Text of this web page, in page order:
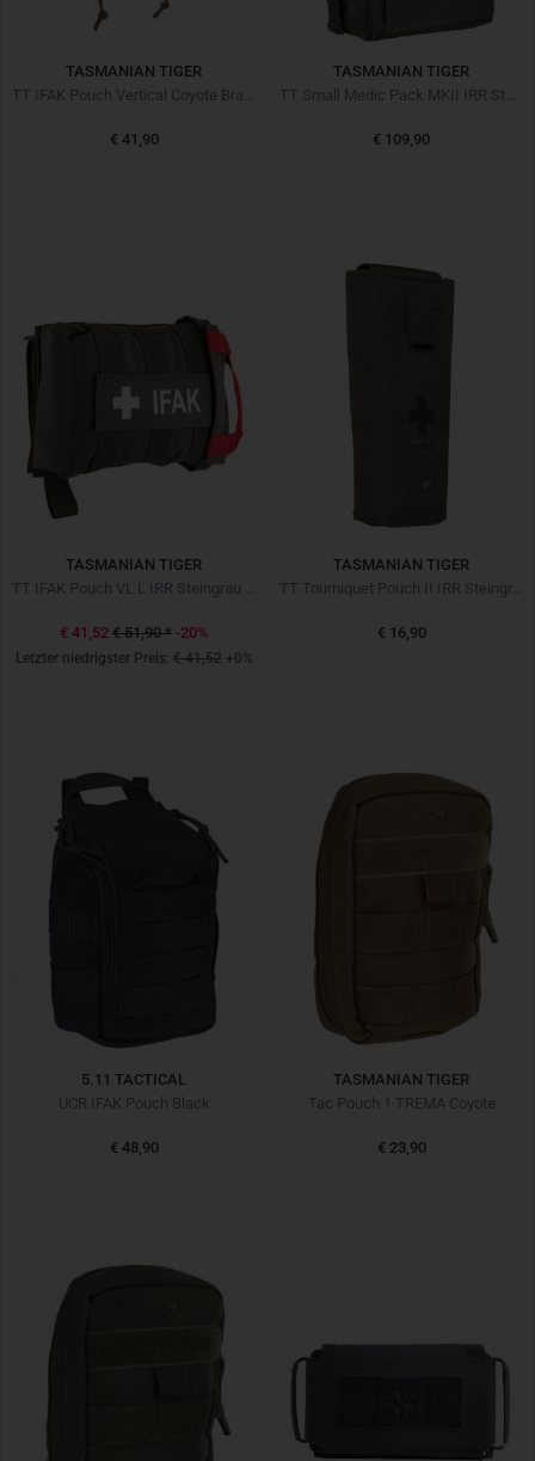
TASMANIAN TIGER
TT IFAK Pouch Vertical Coyote Braun
€ 41,90
TASMANIAN TIGER
TT Small Medic Pack MKII IRR Steingrau Oliv
€ 109,90
TASMANIAN TIGER
€ 41,52 € 51,90* -20%
Letzter niedrigster Preis: € 41,52 +0%
TASMANIAN TIGER
€ 16,90
5.11 TACTICAL
UCR IFAK Pouch Black
€ 48,90
TASMANIAN TIGER
Tac Pouch 1 TREMA Coyote
€ 23,90